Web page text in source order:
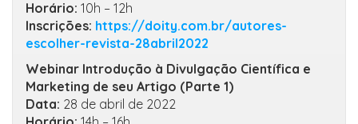
Horário: 10h – 12h
Inscrições: https://doity.com.br/autores-
escolher-revista-28abril2022
Webinar Introdução à Divulgação Científica e
Marketing de seu Artigo (Parte 1)
Data: 28 de abril de 2022